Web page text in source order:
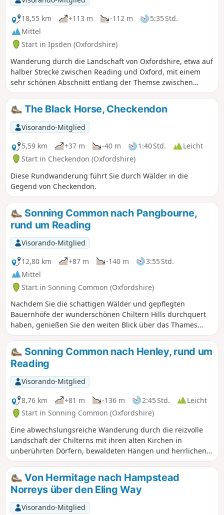
18,55 km
+113 m -112 m
5:35 Std.
Mittel
Start in Ipsden (Oxfordshire)
Wanderung durch die Landschaft von Oxfordshire, etwa auf
halber Strecke zwischen Reading und Oxford, mit einem
sehr schönen Abschnitt entlang der Themse zwischen
South Stoke und North Stoke.
The Black Horse, Checkendon
Visorando-Mitglied
5,59 km
+37 m -40 m 1:40 Std.
Leicht
Start in Checkendon (Oxfordshire)
Diese Rundwanderung führt Sie durch Wälder in die
Gegend von Checkendon.
Sonning Common nach Pangbourne,
rund um Reading
Visorando-Mitglied
12,80 km
+87 m -140 m
3:55 Std.
Mittel
Start in Sonning Common (Oxfordshire)
Nachdem Sie die schattigen Wälder und gepflegten
Bauernhöfe der wunderschönen Chiltern Hills durchquert
haben, genießen Sie den weiten Blick über das Thames
Valley, bevor Sie zu den Zwillingsdörfern Whitchurch und
Pangbourne hinabsteigen. Diese Wanderung führt durch
einige der wunderschönen Buchenwälder der Chiltern Hills.
Dieses Gebiet von außergewöhnlicher natürlicher Schönheit
ist von London aus leicht zu erreichen und ein idealer Ort
für einen Tagesausflug fernab vom Stress des Alltags. Die
Wanderwege in diesem Gebiet werden von der Chiltern
Society gut gepflegt, und diskrete Pfeile an den Bäumen
zeigen die öffentlichen Wege an.
Sonning Common nach Henley, rund um
Reading
Visorando-Mitglied
8,76 km
+81 m -136 m 2:45 Std.
Leicht
Start in Sonning Common (Oxfordshire)
Eine abwechslungsreiche Wanderung durch die reizvolle
Landschaft der Chilterns mit ihren alten Kirchen in
unberührten Dörfern, bewaldeten Hängen und herrlichen
Ausblicken.
Von Hermitage nach Hampstead
Norreys über den Eling Way
Visorando-Mitglied